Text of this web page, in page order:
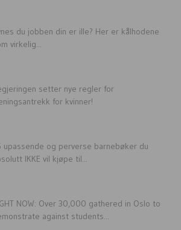
du jobben din er ille? Her er kålhodene
virkelig...
setter nye regler for
for kvinner!
upassende og perverse barnebøker du
IKKE vil kjøpe til...
NOW: Over 30,000 gathered in Oslo to
against students...